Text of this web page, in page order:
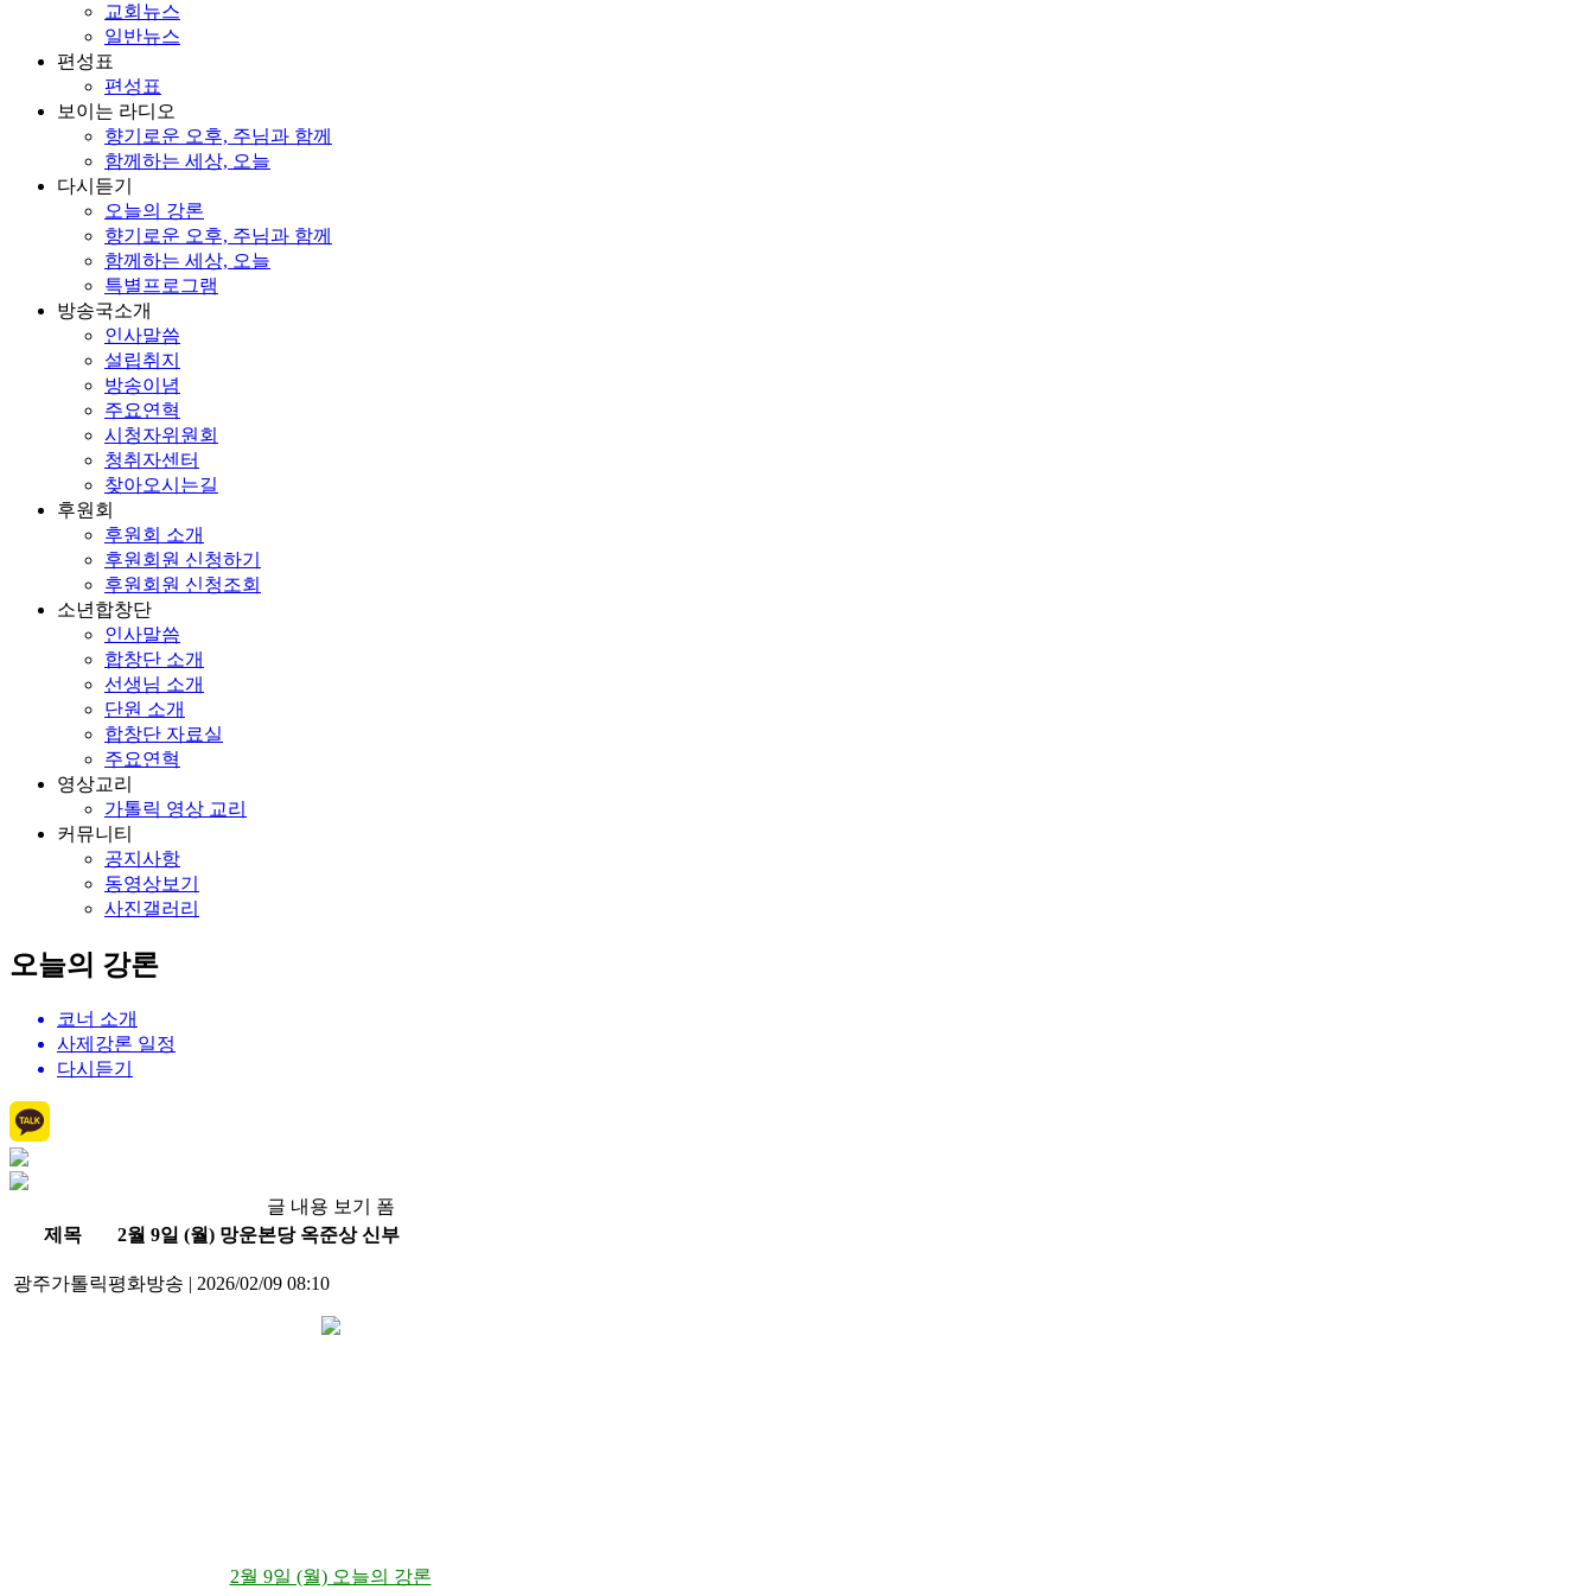
교회뉴스
일반뉴스
편성표
편성표
보이는 라디오
향기로운 오후, 주님과 함께
함께하는 세상, 오늘
다시듣기
오늘의 강론
향기로운 오후, 주님과 함께
함께하는 세상, 오늘
특별프로그램
방송국소개
인사말씀
설립취지
방송이념
주요연혁
시청자위원회
청취자센터
찾아오시는길
후원회
후원회 소개
후원회원 신청하기
후원회원 신청조회
소년합창단
인사말씀
합창단 소개
선생님 소개
단원 소개
합창단 자료실
주요연혁
영상교리
가톨릭 영상 교리
커뮤니티
공지사항
동영상보기
사진갤러리
오늘의 강론
코너 소개
사제강론 일정
다시듣기
글 내용 보기 폼
제목
2월 9일 (월) 망운본당 옥준상 신부
광주가톨릭평화방송 | 2026/02/09 08:10
2월 9일 (월) 오늘의 강론